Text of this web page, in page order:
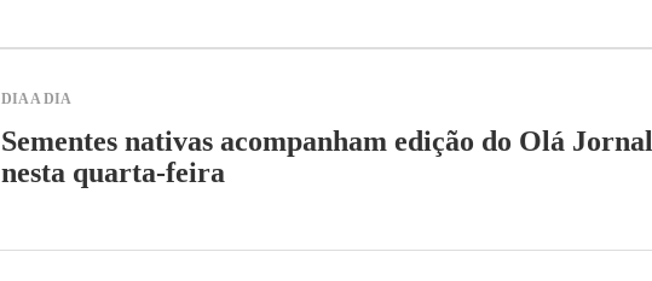
DIA A DIA
Sementes nativas acompanham edição do Olá Jornal
nesta quarta-feira